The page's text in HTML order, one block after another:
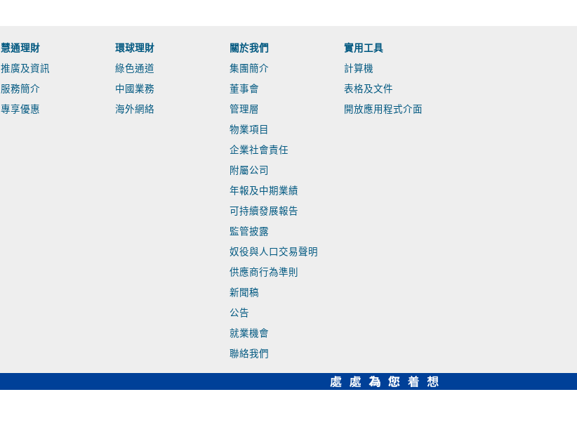
慧通理財
推廣及資訊
服務簡介
專享優惠
環球理財
綠色通道
中國業務
海外網絡
關於我們
集團簡介
董事會
管理層
物業項目
企業社會責任
附屬公司
年報及中期業績
可持續發展報告
監管披露
奴役與人口交易聲明
供應商行為準則
新聞稿
公告
就業機會
聯絡我們
實用工具
計算機
表格及文件
開放應用程式介面